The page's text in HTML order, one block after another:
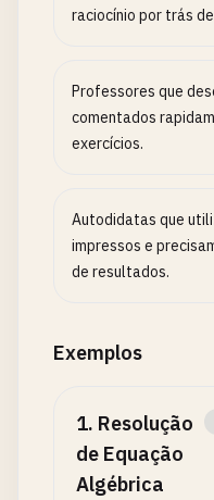
raciocínio por trás
Professores que
comentados
exercícios.
Autodidatas que
impressos e
de resultados.
Exemplos
1. Resolução
de Equação
Algébrica